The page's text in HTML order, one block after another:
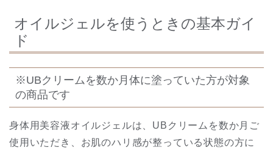
オイルジェルを使うときの基本ガイ
ド
※UBクリームを数か月体に塗っていた方が対象
の商品です
身体用美容液オイルジェルは、UBクリームを数か月ご
使用いただき、お肌のハリ感が整っている状態の方に